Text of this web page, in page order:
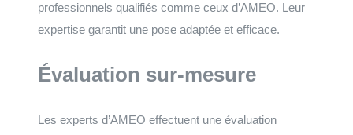
professionnels qualifiés comme ceux d’AMEO. Leur
expertise garantit une pose adaptée et efficace.
Évaluation sur-mesure
Les experts d’AMEO effectuent une évaluation